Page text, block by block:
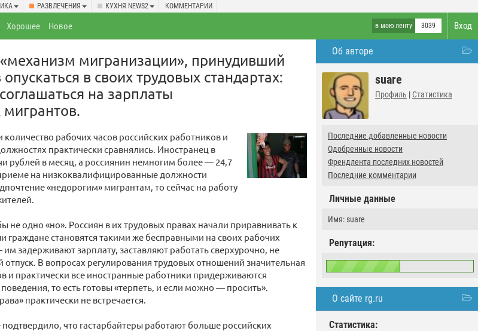
РАЗВЛЕЧЕНИЯ КУХНЯ NEWS2 КОММЕНТАРИИ
Вход
в мою ленту 3039
Хорошее Новое
Об авторе
suare
Профиль | Статистика
Последние добавленные новости
Одобренные новости
Френдлента последних новостей
Последние комментарии
Личные данные
Имя: suare
Репутация:
О сайте rg.ru
Статистика:
мигранизации», принудивший
в своих трудовых стандартах:
на зарплаты
количество рабочих часов российских работников и
практически сравнялись. Иностранец в
рублей в месяц, а россиянин немногим более — 24,7
на низкоквалифицированные должности
«недорогим» мигрантам, то сейчас на работу
не одно «но». Россиян в их трудовых правах начали приравнивать к
граждане становятся такими же бесправными на своих рабочих
задерживают зарплату, заставляют работать сверхурочно, не
В вопросах регулирования трудовых отношений значительная
и практически все иностранные работники придерживаются
то есть готовы «терпеть, и если можно — просить».
практически не встречается.
что гастарбайтеры работают больше российских